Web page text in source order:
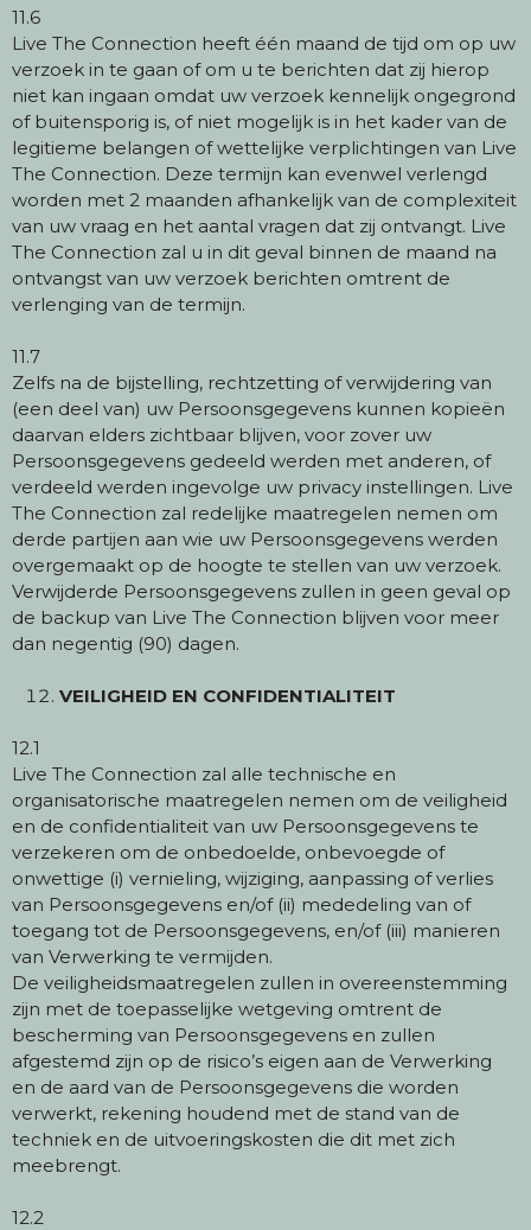
11.6
Live The Connection heeft één maand de tijd om op uw
verzoek in te gaan of om u te berichten dat zij hierop
niet kan ingaan omdat uw verzoek kennelijk ongegrond
of buitensporig is, of niet mogelijk is in het kader van de
legitieme belangen of wettelijke verplichtingen van Live
The Connection. Deze termijn kan evenwel verlengd
worden met 2 maanden afhankelijk van de complexiteit
van uw vraag en het aantal vragen dat zij ontvangt. Live
The Connection zal u in dit geval binnen de maand na
ontvangst van uw verzoek berichten omtrent de
verlenging van de termijn.
11.7
Zelfs na de bijstelling, rechtzetting of verwijdering van
(een deel van) uw Persoonsgegevens kunnen kopieën
daarvan elders zichtbaar blijven, voor zover uw
Persoonsgegevens gedeeld werden met anderen, of
verdeeld werden ingevolge uw privacy instellingen. Live
The Connection zal redelijke maatregelen nemen om
derde partijen aan wie uw Persoonsgegevens werden
overgemaakt op de hoogte te stellen van uw verzoek.
Verwijderde Persoonsgegevens zullen in geen geval op
de backup van Live The Connection blijven voor meer
dan negentig (90) dagen.
VEILIGHEID EN CONFIDENTIALITEIT
12.1
Live The Connection zal alle technische en
organisatorische maatregelen nemen om de veiligheid
en de confidentialiteit van uw Persoonsgegevens te
verzekeren om de onbedoelde, onbevoegde of
onwettige (i) vernieling, wijziging, aanpassing of verlies
van Persoonsgegevens en/of (ii) mededeling van of
toegang tot de Persoonsgegevens, en/of (iii) manieren
van Verwerking te vermijden.
De veiligheidsmaatregelen zullen in overeenstemming
zijn met de toepasselijke wetgeving omtrent de
bescherming van Persoonsgegevens en zullen
afgestemd zijn op de risico’s eigen aan de Verwerking
en de aard van de Persoonsgegevens die worden
verwerkt, rekening houdend met de stand van de
techniek en de uitvoeringskosten die dit met zich
meebrengt.
12.2